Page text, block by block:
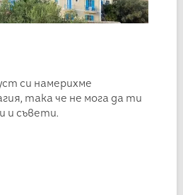
си намерихме
така че не мога да ти
и съвети.